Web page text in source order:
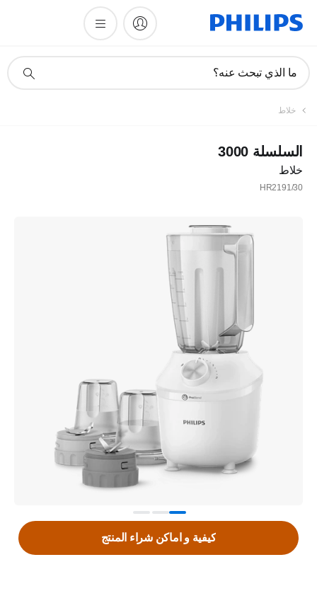
دعم
ما الذي تبحث عنه؟
خلاط
السلسلة 3000
خلاط
HR2191/30
كيفية و اماكن شراء المنتج